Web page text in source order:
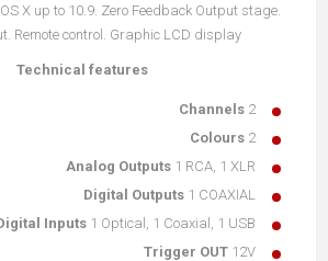
X up to 10.9. Zero Feedback Output stage.
Remote control. Graphic LCD display.
Technical features
Channels 2
Colours 2
Analog Outputs 1 RCA, 1 XLR
Digital Outputs 1 COAXIAL
Inputs 1 Optical, 1 Coaxial, 1 USB
Trigger OUT 12V